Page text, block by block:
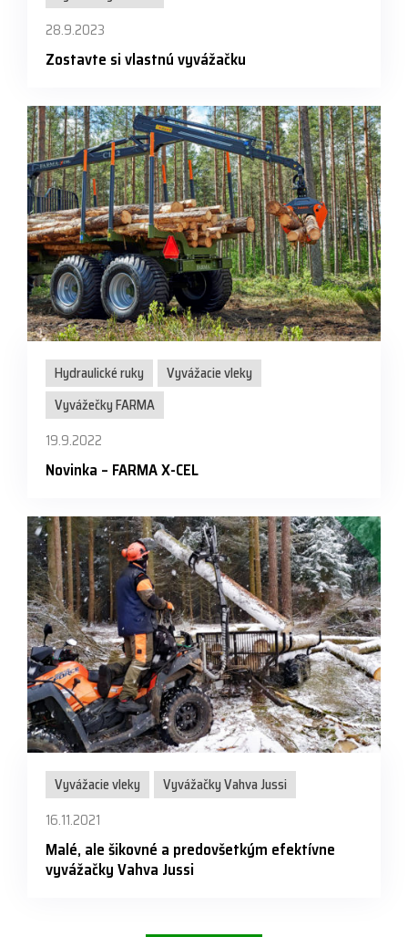
28.9.2023
Zostavte si vlastnú vyvážačku
Hydraulické ruky
Vyvážacie vleky
Vyvážečky FARMA
19.9.2022
Novinka – FARMA X-CEL
Vyvážacie vleky
Vyvážačky Vahva Jussi
16.11.2021
Malé, ale šikovné a predovšetkým efektívne
vyvážačky Vahva Jussi